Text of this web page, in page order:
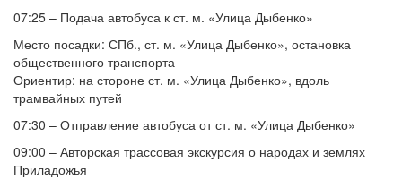
07:25 – Подача автобуса к ст. м. «Улица Дыбенко»
Место посадки: СПб., ст. м. «Улица Дыбенко», остановка
общественного транспорта
Ориентир: на стороне ст. м. «Улица Дыбенко», вдоль
трамвайных путей
07:30 – Отправление автобуса от ст. м. «Улица Дыбенко»
09:00 – Авторская трассовая экскурсия о народах и землях
Приладожья